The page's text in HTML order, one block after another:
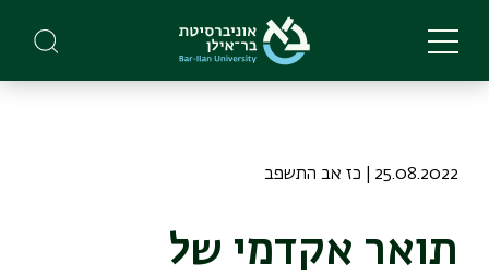
main
25.08.2022 | כז אב התשפב
תואר אקדמי של